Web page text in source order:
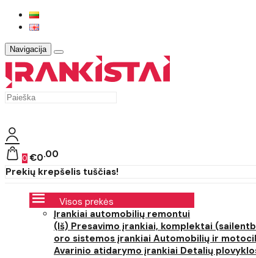
Navigacija
0 €0 00
Prekių krepšelis tuščias!
Visos prekės
Įrankiai automobilių remontui
(Iš) Presavimo įrankiai, komplektai
oro sistemos įrankiai Automobilių ir
Avarinio atidarymo įrankiai Detalių